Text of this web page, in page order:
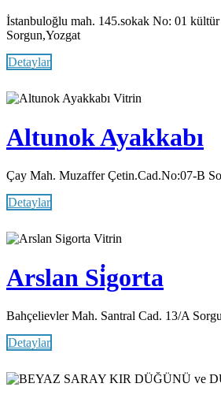
İstanbuloğlu mah. 145.sokak No: 01
Sorgun,Yozgat
Detaylar
Vitrin
Altunok Ayakkabı
Çay Mah. Muzaffer Çetin.Cad.No:07-B
Detaylar
Vitrin
Arslan Si̇gorta
Bahçelievler Mah. Santral Cad. 13/A
Detaylar